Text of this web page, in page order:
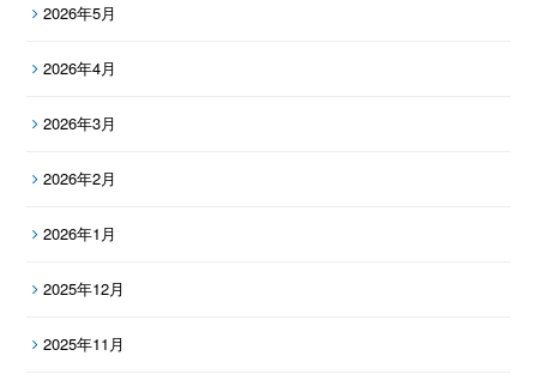
2026年5月
2026年4月
2026年3月
2026年2月
2026年1月
2025年12月
2025年11月